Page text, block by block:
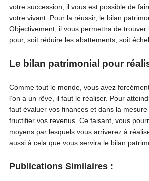
votre succession, il vous est possible de
votre vivant. Pour la réussir, le bilan
Objectivement, il vous permettra de
pour, soit réduire les abattements, soit
Le bilan patrimonial pour
Comme tout le monde, vous avez
l’on a un rêve, il faut le réaliser. Pour
faut évaluer vos finances et dans la
fructifier vos revenus. Ce faisant, vous
moyens par lesquels vous arriverez à
aussi à cela que vous servira le bilan
Publications Similaires :